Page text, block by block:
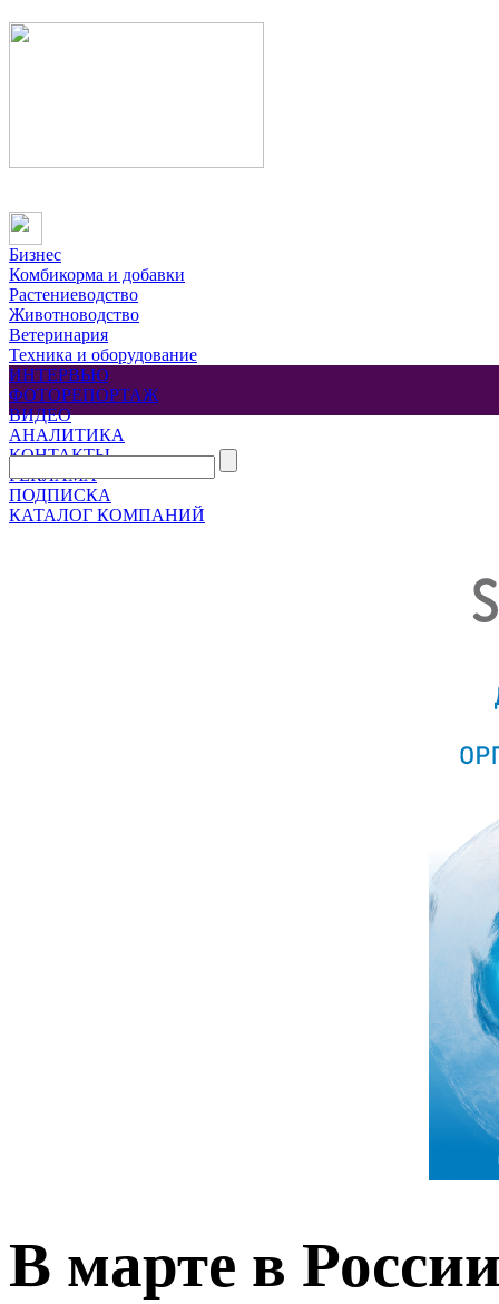
Бизнес
Комбикорма и добавки
Растениеводство
Животноводство
Ветеринария
Техника и оборудование
ИНТЕРВЬЮ
ФОТОРЕПОРТАЖ
ВИДЕО
АНАЛИТИКА
КОНТАКТЫ
РЕКЛАМА
ПОДПИСКА
КАТАЛОГ КОМПАНИЙ
В марте в